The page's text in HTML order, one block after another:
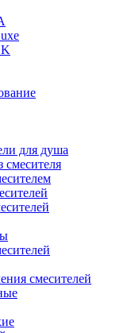
для душа
смесителей